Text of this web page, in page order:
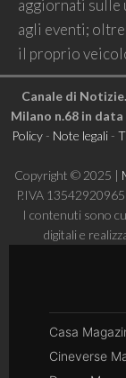
aggiornati sulle
agli eventi;
il proprio
Canale di
Milano n.68 in
Policy- Note legali-
Copyright © 2025 |
P.IVA
I contenuti sono
digitali e
Casa
Cineverse